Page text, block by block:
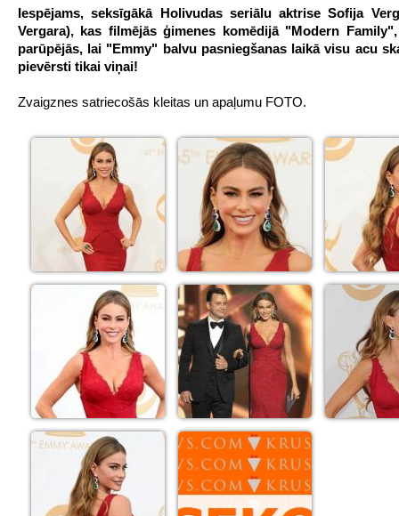
Iespējams, seksīgākā Holivudas seriālu aktrise Sofija
Vergara), kas filmējās ģimenes komēdijā "Modern
parūpējās, lai "Emmy" balvu pasniegšanas laikā visu acu
pievērsti tikai viņai!
Zvaigznes satriecošās kleitas un apaļumu FOTO.